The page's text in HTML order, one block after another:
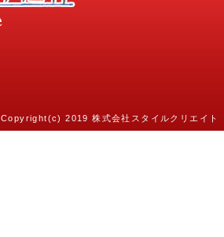
Copyright(c) 2019 株式会社スタイルクリエ